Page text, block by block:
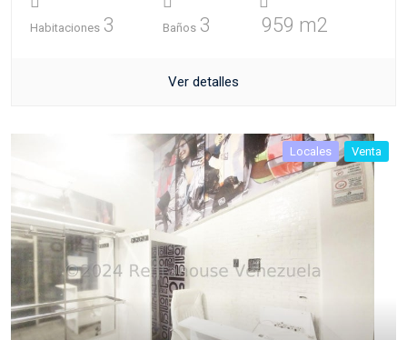
Habitaciones 3 Baños 3 959 m2
Ver detalles
Locales Venta